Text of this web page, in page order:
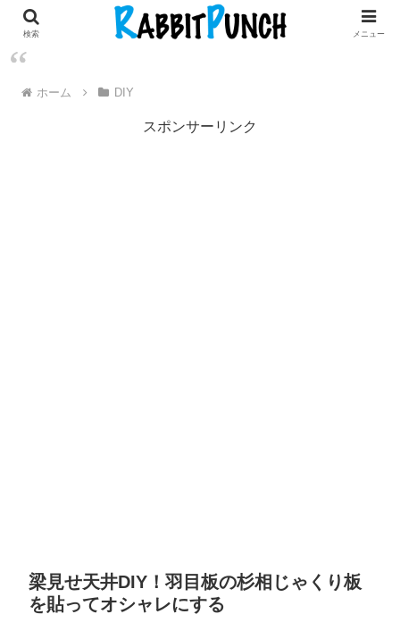
田舎暮らし × 古民家リノベDIY
ホーム DIY
スポンサーリンク
梁見せ天井DIY！羽目板の杉相じゃくり板
を貼ってオシャレにする
検索 メニュー